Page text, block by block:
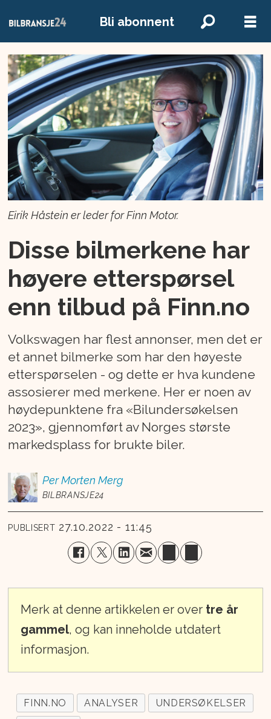
Bli abonnent
Eirik Håstein er leder for Finn Motor.
Disse bilmerkene har
høyere etterspørsel
enn tilbud på Finn.no
Volkswagen har flest annonser, men det er
et annet bilmerke som har den høyeste
etterspørselen - og dette er hva kundene
assosierer med merkene. Her er noen av
høydepunktene fra «Bilundersøkelsen
2023», gjennomført av Norges største
markedsplass for brukte biler.
Per Morten Merg
BILBRANSJE24
PUBLISERT 27.10.2022 - 11:45
Merk at denne artikkelen er over tre år
gammel, og kan inneholde utdatert
informasjon.
FINN.NO ANALYSER
UNDERSØKELSER